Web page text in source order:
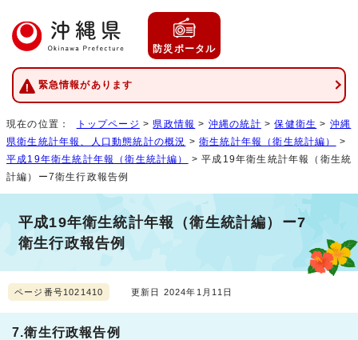
防災ポータル
緊急情報があります
現在の位置： トップページ > 県政情報 > 沖縄の統計 >保健衛生 > 沖縄
県衛生統計年報、人口動態統計の概況 >衛生統計年報（衛生統計編）
>
平成19年衛生統計年報（衛生統計編）
> 平成19年衛生統計年報（衛生統
計編）ー7衛生行政報告例
平成19年衛生統計年報（衛生統計編）ー7
衛生行政報告例
ページ番号1021410 更新日 2024年1月11日
7.衛生行政報告例